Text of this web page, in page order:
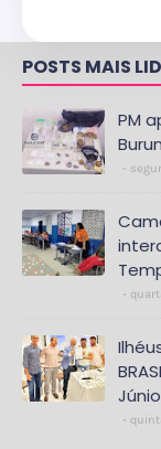
POSTS MAIS
PM